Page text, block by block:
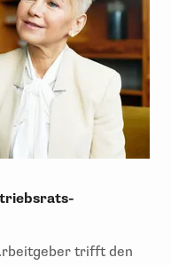
trifft den